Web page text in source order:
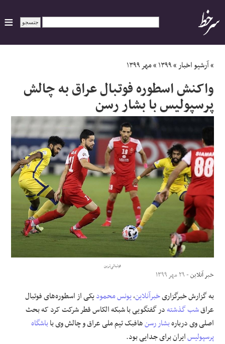
ایران
سیاسی
اقتصاد
ورزشی
جهان
اجتماعی
حوادث
علوم و فن آوری
فرهنگی و هنری
مقالات
»آرشیو اخبار»۱۳۹۹»مهر ۱۳۹۹
واکنش اسطوره فوتبال عراق به چالش
پرسپولیس با بشار رسن
فوتبالی‌ترین
خبر آنلاین- ۲۹ مهر ۱۳۹۹
به گزارش خبرگزاریخبرآنلاین،یونس محمودیکی از اسطوره‌های فوتبال
عراقشب گذشتهدر گفتگویی با شبکه الکاس قطر شرکت کرد که بحث
اصلی وی دربارهبشار رسنهافبک تیم ملی عراق و چالش وی باباشگاه
پرسپولیسایران برای جدایی بود.